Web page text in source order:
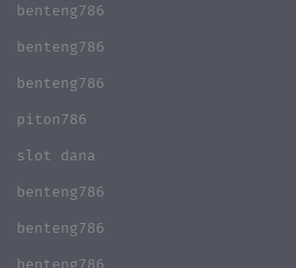
benteng786
benteng786
benteng786
piton786
slot dana
benteng786
benteng786